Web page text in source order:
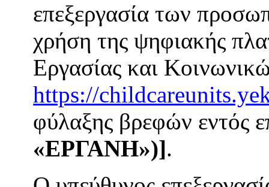
επεξεργασία των
χρήση της ψηφιακής
Εργασίας και
https://
φύλαξης βρεφών εντός
«ΕΡΓΑΝΗ»)].